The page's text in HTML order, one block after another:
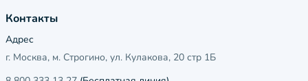
Контакты
Адрес
г. Москва, м. Строгино, ул. Кулакова, 20 стр 1Б